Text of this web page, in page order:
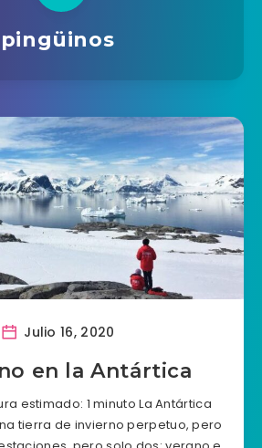
pingüinos
Julio 16, 2020
en la Antártica
estimado: 1 minuto La Antártica
tierra de invierno perpetuo, pero